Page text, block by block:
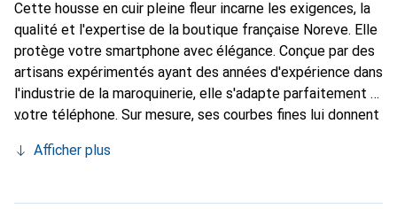
Cette housse en cuir pleine fleur incarne les exigences, la
qualité et l'expertise de la boutique française Noreve. Elle
protège votre smartphone avec élégance. Conçue par des
artisans expérimentés ayant des années d'expérience dans
l'industrie de la maroquinerie, elle s'adapte parfaitement à
votre téléphone. Sur mesure, ses courbes fines lui donnent
et indispensable pour votre smartphone. Reconnaître
marque Noreve est un choix fiable pour une clientèle
Afficher plus